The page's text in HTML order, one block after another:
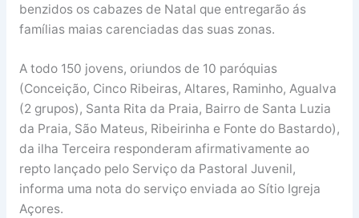
benzidos os cabazes de Natal que entregarão ás
famílias maias carenciadas das suas zonas.
A todo 150 jovens, oriundos de 10 paróquias
(Conceição, Cinco Ribeiras, Altares, Raminho, Agualva
(2 grupos), Santa Rita da Praia, Bairro de Santa Luzia
da Praia, São Mateus, Ribeirinha e Fonte do Bastardo),
da ilha Terceira responderam afirmativamente ao
repto lançado pelo Serviço da Pastoral Juvenil,
informa uma nota do serviço enviada ao Sítio Igreja
Açores.